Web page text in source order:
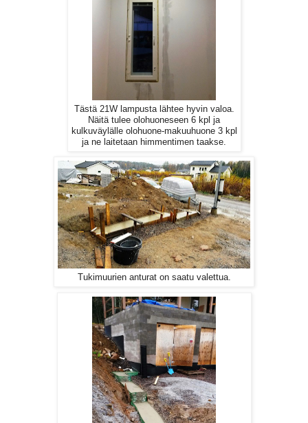
Tästä 21W lampusta lähtee hyvin valoa.
Näitä tulee olohuoneseen 6 kpl ja
kulkuväylälle olohuone-makuuhuone 3 kpl
ja ne laitetaan himmentimen taakse.
Tukimuurien anturat on saatu valettua.